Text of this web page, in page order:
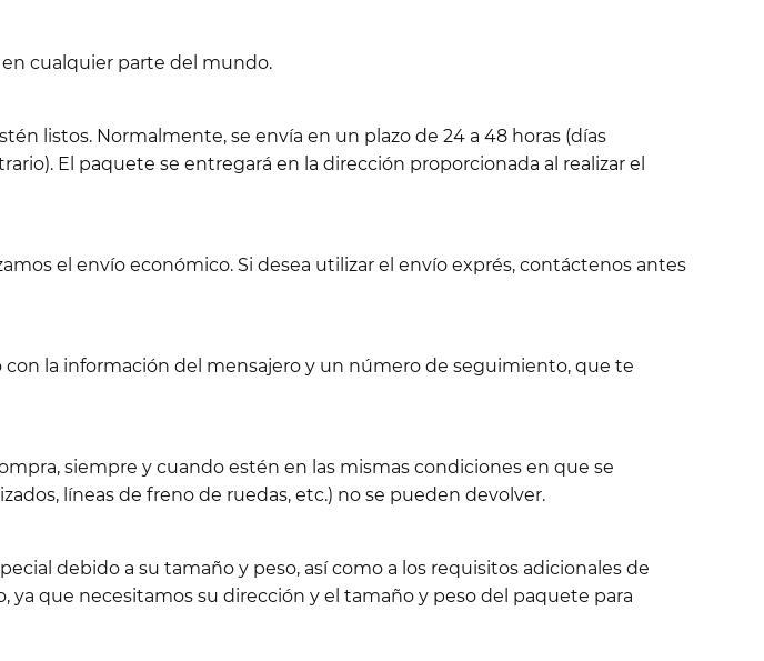
cualquier parte del mundo.
listos. Normalmente, se envía en un plazo de 24 a 48 horas (días
El paquete se entregará en la dirección proporcionada al realizar el
el envío económico. Si desea utilizar el envío exprés, contáctenos antes
la información del mensajero y un número de seguimiento, que te
siempre y cuando estén en las mismas condiciones en que se
líneas de freno de ruedas, etc.) no se pueden devolver.
debido a su tamaño y peso, así como a los requisitos adicionales de
que necesitamos su dirección y el tamaño y peso del paquete para